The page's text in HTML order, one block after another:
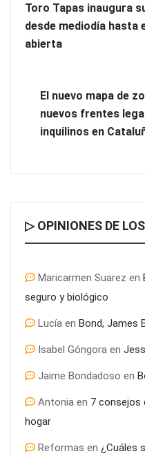
Toro Tapas inaugura
desde mediodía hasta
abierta
El nuevo mapa de
nuevos frentes
inquilinos en
▷ OPINIONES DE
Maricarmen Suarez en
seguro y biológico
Lucía en Bond, James
Isabel Góngora en
Jaime Bondadoso en
Antonia en 7 consejos
hogar
Reformas en ¿Cuáles